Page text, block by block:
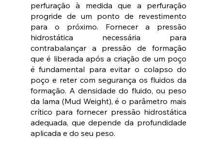
perfuração à medida que a perfuração
progride de um ponto de revestimento
para o próximo. Fornecer a pressão
hidrostática necessária para
contrabalançar a pressão de formação
que é liberada após a criação de um poço
é fundamental para evitar o colapso do
poço e reter com segurança os fluidos da
formação. A densidade do fluido, ou peso
da lama (Mud Weight), é o parâmetro mais
crítico para fornecer pressão hidrostática
adequada, que depende da profundidade
aplicada e do seu peso.